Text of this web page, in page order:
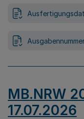
MB.NRW
17.07.2026